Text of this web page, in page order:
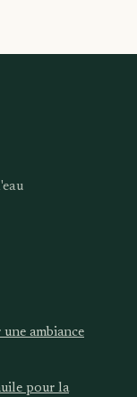
ambiance
pour la